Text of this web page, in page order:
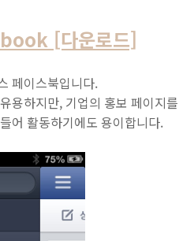
[다운로드]
페이스북입니다.
용하지만, 기업의 홍보 페이지를
어 활동하기에도 용이합니다.